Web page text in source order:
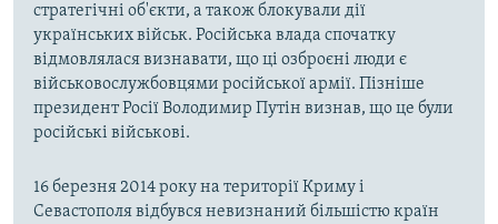
стратегічні об'єкти, а також блокували дії
українських військ. Російська влада спочатку
відмовлялася визнавати, що ці озброєні люди є
військовослужбовцями російської армії. Пізніше
президент Росії Володимир Путін визнав, що це були
російські військові.
16 березня 2014 року на території Криму і
Севастополя відбувся невизнаний більшістю країн